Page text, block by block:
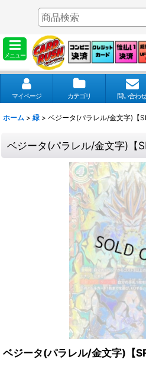
メニュー
マイページ カテゴリ 問い合わ
ホーム > 緑 > ベジータ(パラレル/金文字)【
ベジータ(パラレル/金文字)
ベジータ(パラレル/金文字)【